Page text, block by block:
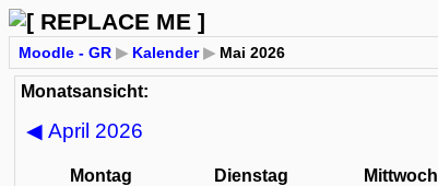
Moodle - GR ▶ Kalender ▶ Mai 2026
Monatsansicht:
◀ April 2026
Montag Dienstag Mittwoch